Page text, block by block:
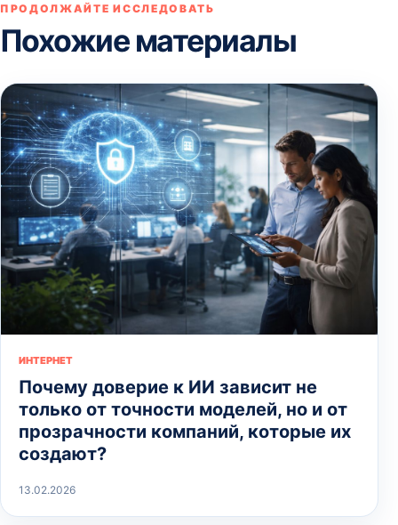
ПРОДОЛЖАЙТЕ ИССЛЕДОВАТЬ
Похожие материалы
ИНТЕРНЕТ
Почему доверие к ИИ зависит не
только от точности моделей, но и от
прозрачности компаний, которые их
создают?
13.02.2026